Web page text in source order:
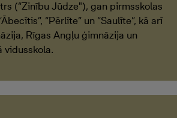
(“Zinību Jūdze"), gan pirmsskolas
“Pērlīte” un “Saulīte”, kā arī
Rīgas Angļu ģimnāzija un
vidusskola.